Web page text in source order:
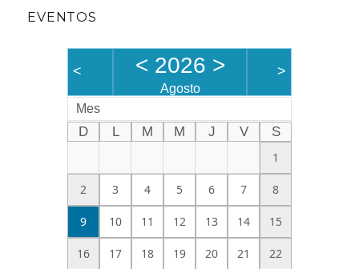
EVENTOS
< < 2026 >
Agosto
>
Mes
D L M M J V
S
1
2 3 4 5 6 7 8
9 10 11 12 13 14 15
16 17 18 19 20 21 22